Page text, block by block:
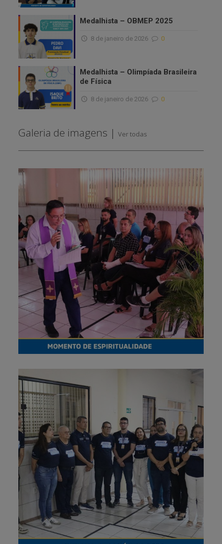
Medalhista – OBMEP 2025
8 de janeiro de 2026 0
Medalhista – Olimpíada Brasileira
de Física
8 de janeiro de 2026 0
Galeria de imagens |Ver todas
31 de março de 2026
Fotos – Momento de
espiritualidade
5 de janeiro de 2026
Fotos – Jornada Pedagógica
CNSG | 3º dia